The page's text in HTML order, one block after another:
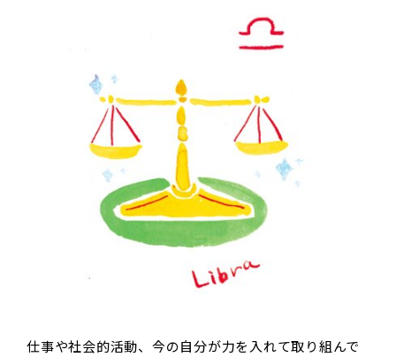
仕事や社会的活動、今の自分が力を入れて取り組んで